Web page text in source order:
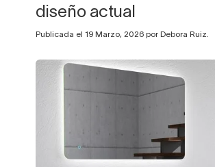
diseño actual
Publicada el 19 Marzo, 2026 por Debora Ruiz.